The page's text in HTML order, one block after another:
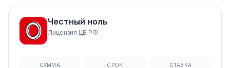
Честный ноль
Лицензия ЦБ РФ
СУММА СРОК СТАВКА